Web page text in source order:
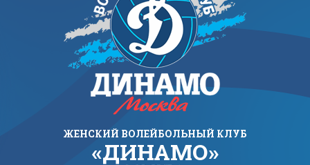
ЖЕНСКИЙ ВОЛЕЙБОЛЬНЫЙ КЛУБ
«ДИНАМО»